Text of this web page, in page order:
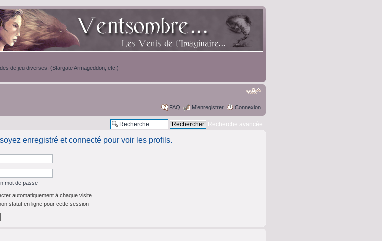
de jeu diverses. (Stargate Armageddon, etc.)
FAQ M’enregistrer Connexion
Recherche avancée
enregistré et connecté pour voir les profils.
mot de passe
automatiquement à chaque visite
statut en ligne pour cette session